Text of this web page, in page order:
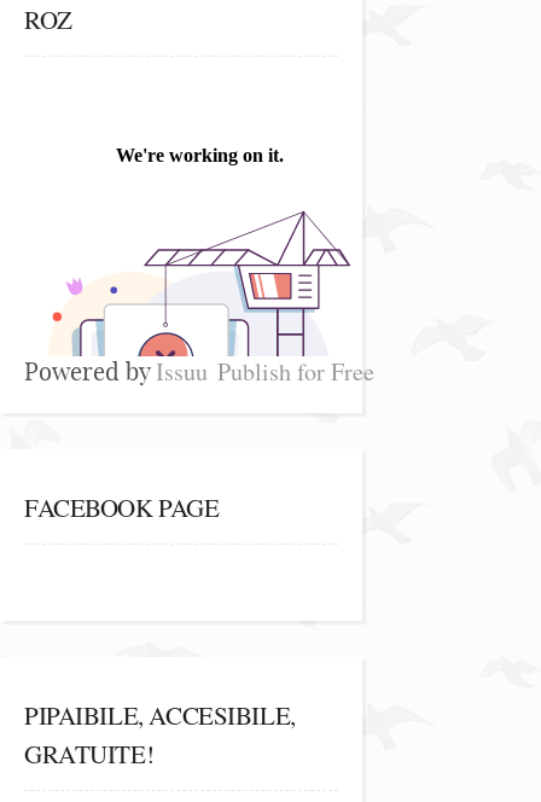
ROZ
Powered byIssuu Publish for Free
FACEBOOK PAGE
PIPAIBILE, ACCESIBILE,
GRATUITE!